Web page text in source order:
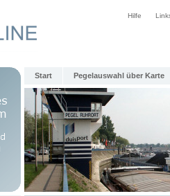
Hilfe
Start Pegelauswahl über Karte